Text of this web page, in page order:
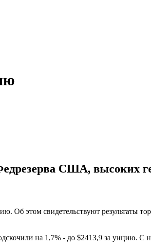
США, высоких
Об этом свидетельствуют результаты
на 1,7% - до $2413,9 за унцию. С